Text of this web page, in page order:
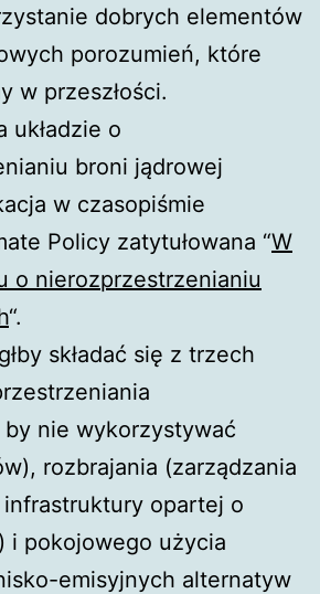
dobrych elementów
porozumień, które
w przeszłości.
układzie o
broni jądrowej
w czasopiśmie
Policy zatytułowana “W
o nierozprzestrzenianiu
“.
składać się z trzech
nie wykorzystywać
rozbrajania (zarządzania
opartej o
i pokojowego użycia
emisyjnych alternatyw